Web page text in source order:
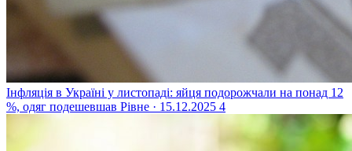
Інфляція в Україні у листопаді: яйця подорожчали на понад 12
%, одяг подешевшав Рівне · 15.12.2025 4